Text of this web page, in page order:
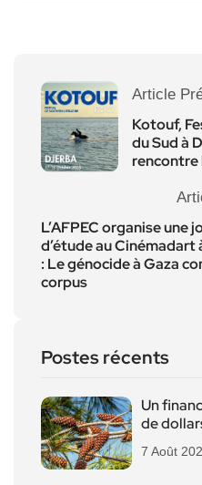
Article
Kotouf,
du Sud à
L’AFPEC organise une
d’étude au Cinémadart
: Le génocide à Gaza
corpus
Postes récents
Un
de
7 Août